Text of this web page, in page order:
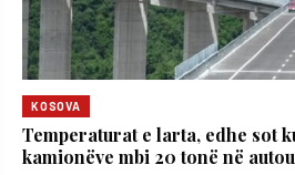
KOSOVA
​Temperaturat e larta, edhe sot
kamionëve mbi 20 tonë në